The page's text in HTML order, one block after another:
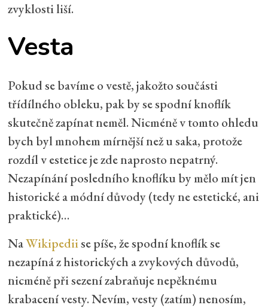
zvyklosti liší.
Vesta
Pokud se bavíme o vestě, jakožto součásti
třídílného obleku, pak by se spodní knoflík
skutečně zapínat neměl. Nicméně v tomto ohledu
bych byl mnohem mírnější než u saka, protože
rozdíl v estetice je zde naprosto nepatrný.
Nezapínání posledního knoflíku by mělo mít jen
historické a módní důvody (tedy ne estetické, ani
praktické)…
NaWikipediise píše, že spodní knoflík se
nezapíná z historických a zvykových důvodů,
nicméně při sezení zabraňuje nepěknému
krabacení vesty. Nevím, vesty (zatím) nenosím,